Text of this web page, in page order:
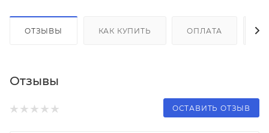
ОТЗЫВЫ КАК КУПИТЬ ОПЛАТА
Отзывы
ОСТАВИТЬ ОТЗЫВ